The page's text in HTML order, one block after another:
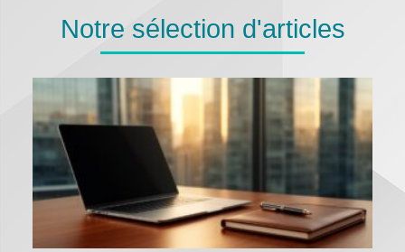
Notre sélection d'articles